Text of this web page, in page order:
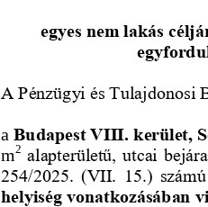
egyes nem lakás
A Pénzügyi és Tulajdonosi
a Budapest VIII. kerület,
m2 alapterületű, utcai
254/2025.  (VII.  15.)
helyiség vonatkozásában